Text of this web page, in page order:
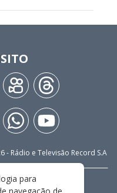
- Rádio e Televisão Record S.A
PRIVACIDADE
para